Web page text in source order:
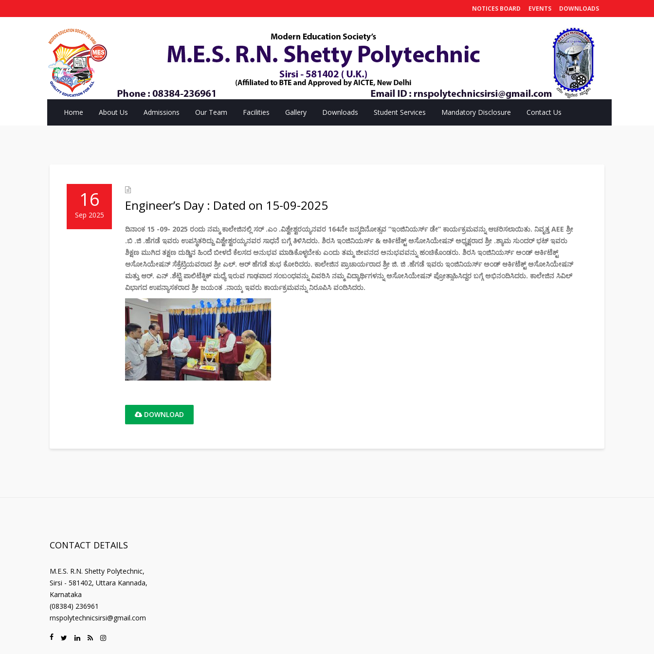
NOTICES BOARD EVENTS DOWNLOADS
Home About Us Admissions Our Team Facilities Gallery Downloads Student Services Mandatory Disclosure Contact Us
16
Sep 2025
Engineer’s Day : Dated on 15-09-2025
ದಿನಾಂಕ 15 -09- 2025 ರಂದು ನಮ್ಮ ಕಾಲೇಜಿನಲ್ಲಿ ಸರ್ .ಎಂ .ವಿಶ್ವೇಶ್ವರಯ್ಯನವರ 164ನೇ ಜನ್ಮದಿನೋತ್ಸವ “ಇಂಜಿನಿಯರ್ಸ್ ಡೇ” ಕಾರ್ಯಕ್ರಮವನ್ನು ಆಚರಿಸಲಾಯಿತು. ನಿವೃತ್ತ AEE ಶ್ರೀ
.ಬಿ .ಜಿ .ಹೆಗಡೆ ಇವರು ಉಪಸ್ಥಿತರಿದ್ದು ವಿಶ್ವೇಶ್ವರಯ್ಯನವರ ಸಾಧನೆ ಬಗ್ಗೆ ತಿಳಿಸಿದರು. ಶಿರಸಿ ಇಂಜಿನಿಯರ್ಸ್ & ಆರ್ಕಿಟೆಕ್ಟ್ ಅಸೋಸಿಯೇಷನ್ ಅಧ್ಯಕ್ಷರಾದ ಶ್ರೀ .ಶ್ಯಾಮ ಸುಂದರ್ ಭಟ್ ಇವರು
ಶಿಕ್ಷಣ ಮುಗಿದ ತಕ್ಷಣ ದುಡ್ಡಿನ ಹಿಂದೆ ಬೀಳದೆ ಕೆಲಸದ ಅನುಭವ ಮಾಡಿಕೊಳ್ಳಬೇಕು ಎಂದು ತಮ್ಮ ಜೀವನದ ಅನುಭವವನ್ನು ಹಂಚಿಕೊಂಡರು. ಶಿರಸಿ ಇಂಜಿನಿಯರ್ಸ್ ಅಂಡ್ ಆರ್ಕಿಟೆಕ್ಟ್
ಅಸೋಸಿಯೇಷನ್ ಸೆಕ್ರೆಟ್ರಿಯವರಾದ ಶ್ರೀ ಎಲ್. ಆರ್ ಹೆಗಡೆ ಶುಭ ಕೋರಿದರು. ಕಾಲೇಜಿನ ಪ್ರಾಚಾರ್ಯರಾದ ಶ್ರೀ ಜಿ. ಜಿ .ಹೆಗಡೆ ಇವರು ಇಂಜಿನಿಯರ್ಸ್ ಅಂಡ್ ಆರ್ಕಿಟೆಕ್ಟ್ ಅಸೋಸಿಯೇಷನ್
ಮತ್ತು ಆರ್. ಎನ್ .ಶೆಟ್ಟಿ ಪಾಲಿಟೆಕ್ನಿಕ್ ಮಧ್ಯೆ ಇರುವ ಗಾಢವಾದ ಸಂಬಂಧವನ್ನು ವಿವರಿಸಿ ನಮ್ಮ ವಿದ್ಯಾರ್ಥಿಗಳನ್ನು ಅಸೋಸಿಯೇಷನ್ ಪ್ರೋತ್ಸಾಹಿಸಿದ್ದರ ಬಗ್ಗೆ ಅಭಿನಂದಿಸಿದರು. ಕಾಲೇಜಿನ ಸಿವಿಲ್
ವಿಭಾಗದ ಉಪನ್ಯಾಸಕರಾದ ಶ್ರೀ ಜಯಂತ .ನಾಯ್ಕ ಇವರು ಕಾರ್ಯಕ್ರಮವನ್ನು ನಿರೂಪಿಸಿ ವಂದಿಸಿದರು.
DOWNLOAD
CONTACT DETAILS
M.E.S. R.N. Shetty Polytechnic,
Sirsi - 581402, Uttara Kannada,
Karnataka
(08384) 236961
rnspolytechnicsirsi@gmail.com